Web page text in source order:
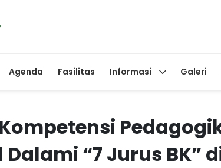
Agenda Fasilitas Informasi Galeri
“7 Jurus BK”